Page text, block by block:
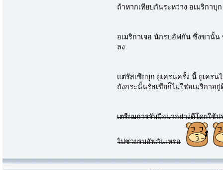
ถ้าหากเทียบกันระหว่าง อเมริกา
อเมริกาเจอ นักรบอัฟกัน ซึ่งขานั้
ลง
แต่รัสเซียบุก ยูเครนครั้ง นี้ ยูเคร
ถังกระนั้นรัสเซียก็ไม่ใช่อเมริกาอ
เตรียมการรับมือมาอย่างดีโดยใช้
ไปช่วยรบอัฟกันเหรอ